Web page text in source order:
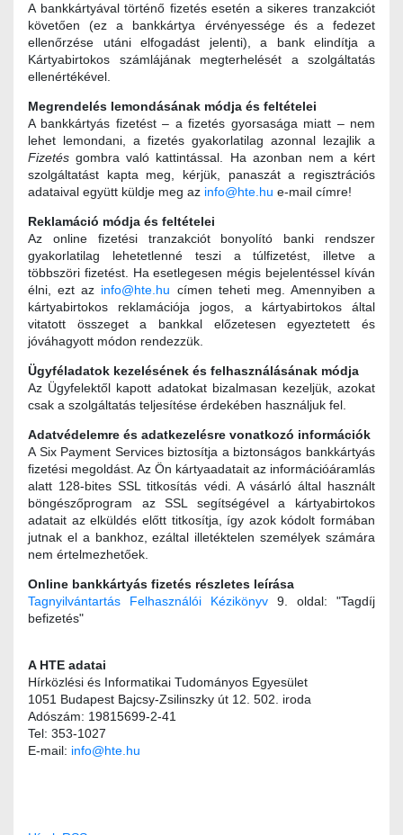
A bankkártyával történő fizetés esetén a sikeres tranzakciót
követően (ez a bankkártya érvényessége és a fedezet
ellenőrzése utáni elfogadást jelenti), a bank elindítja a
Kártyabirtokos számlájának megterhelését a szolgáltatás
ellenértékével.
Megrendelés lemondásának módja és feltételei
A bankkártyás fizetést – a fizetés gyorsasága miatt – nem
lehet lemondani, a fizetés gyakorlatilag azonnal lezajlik a
Fizetés gombra való kattintással. Ha azonban nem a kért
szolgáltatást kapta meg, kérjük, panaszát a regisztrációs
adataival együtt küldje meg az info@hte.hu e-mail címre!
Reklamáció módja és feltételei
Az online fizetési tranzakciót bonyolító banki rendszer
gyakorlatilag lehetetlenné teszi a túlfizetést, illetve a
többszöri fizetést. Ha esetlegesen mégis bejelentéssel kíván
élni, ezt az info@hte.hu címen teheti meg. Amennyiben a
kártyabirtokos reklamációja jogos, a kártyabirtokos által
vitatott összeget a bankkal előzetesen egyeztetett és
jóváhagyott módon rendezzük.
Ügyféladatok kezelésének és felhasználásának módja
Az Ügyfelektől kapott adatokat bizalmasan kezeljük, azokat
csak a szolgáltatás teljesítése érdekében használjuk fel.
Adatvédelemre és adatkezelésre vonatkozó információk
A Six Payment Services biztosítja a biztonságos bankkártyás
fizetési megoldást. Az Ön kártyaadatait az információáramlás
alatt 128-bites SSL titkosítás védi. A vásárló által használt
böngészőprogram az SSL segítségével a kártyabirtokos
adatait az elküldés előtt titkosítja, így azok kódolt formában
jutnak el a bankhoz, ezáltal illetéktelen személyek számára
nem értelmezhetőek.
Online bankkártyás fizetés részletes leírása
Tagnyilvántartás Felhasználói Kézikönyv 9. oldal: "Tagdíj
befizetés"
A HTE adatai
Hírközlési és Informatikai Tudományos Egyesület
1051 Budapest Bajcsy-Zsilinszky út 12. 502. iroda
Adószám: 19815699-2-41
Tel: 353-1027
E-mail: info@hte.hu